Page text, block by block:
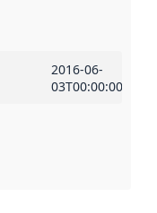
2016-06-
03T00:00:00Z